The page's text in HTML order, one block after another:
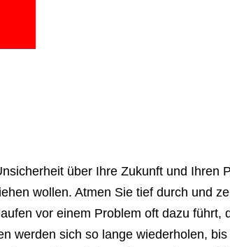
über Ihre Zukunft und Ihren
wollen. Atmen Sie tief durch und
vor einem Problem oft dazu führt,
werden sich so lange wiederholen,